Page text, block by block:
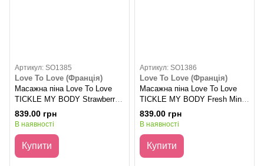
Артикул: SO1385
Love To Love (Франція)
Масажна піна Love To Love
TICKLE MY BODY Strawberry
(150 мл) зволожувальна
839.00 грн
В наявності
Купити
Артикул: SO1386
Love To Love (Франція)
Масажна піна Love To Love
TICKLE MY BODY Fresh Mint
(150 мл) зволожувальна
839.00 грн
В наявності
Купити